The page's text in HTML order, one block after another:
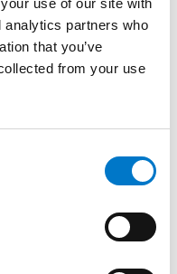
use of our site with
analytics partners who
that you’ve
from your use